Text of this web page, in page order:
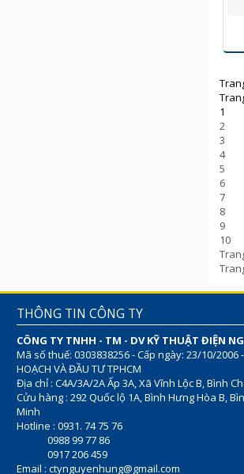
1
2
3
4
5
6
7
8
9
10
THÔNG TIN CÔNG TY
CÔNG TY TNHH - TM - DV KỸ THUẬT ĐIỆN
Mã số thuế: 0303838256 - Cấp ngày: 23/10/2006
HOẠCH VÀ ĐẦU TƯ TPHCM
Địa chỉ : C4A/3A/2A Ấp 3A, Xã Vĩnh Lộc B, Bình
Cửu hàng : 292 Quốc lộ 1A, Bình Hưng Hòa B,
Minh
Hotline : 0931. 74 75 76
0988 99 77 86
0917 206 459
Email : ctynguyenhung@gmail.com